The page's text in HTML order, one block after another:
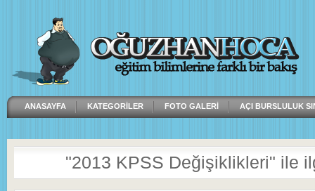
ANASAYFA KATEGORILER FOTO GALERI AÇI BURSLULUK
"2013 KPSS Değişiklikleri" ile